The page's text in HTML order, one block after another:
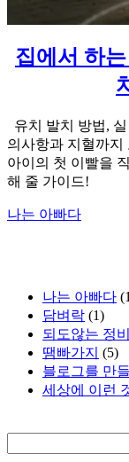
집에서 하
유치 발치 방법,
의사항과 지혈까지
아이의 첫 이빨을
해 줄 가이드!
나는 아빠다
나는 아빠다
담벼락 (1)
되도않는 정
땜빠가지 (5)
블로그를 만
세상에 이런